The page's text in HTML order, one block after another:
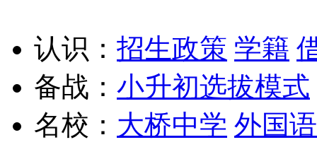
认识： 招生政策 学籍
备战： 小升初选拔模式
名校： 大桥中学 外国